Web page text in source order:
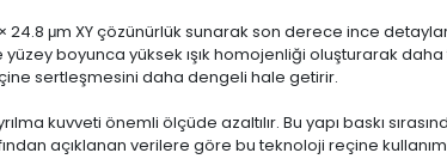
× 24.8 μm XY çözünürlük sunarak son derece ince
yüzey boyunca yüksek ışık homojenliği oluşturarak
sertleşmesini daha dengeli hale getirir.
kuvveti önemli ölçüde azaltılır. Bu yapı baskı
açıklanan verilere göre bu teknoloji reçine